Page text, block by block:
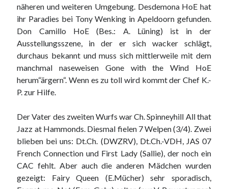
näheren und weiteren Umgebung. Desdemona HoE hat
ihr Paradies bei Tony Wenking in Apeldoorn gefunden.
Don Camillo HoE (Bes.: A. Lüning) ist in der
Ausstellungsszene, in der er sich wacker schlägt,
durchaus bekannt und muss sich mittlerweile mit dem
manchmal naseweisen Gone with the Wind HoE
herum“ärgern“. Wenn es zu toll wird kommt der Chef K.-
P. zur Hilfe.
Der Vater des zweiten Wurfs war Ch. Spinneyhill All that
Jazz at Hammonds. Diesmal fielen 7 Welpen (3/4). Zwei
blieben bei uns: Dt.Ch. (DWZRV), Dt.Ch.-VDH, JAS 07
French Connection und First Lady (Sallie), der noch ein
CAC fehlt. Aber auch die anderen Mädchen wurden
gezeigt: Fairy Queen (E.Mücher) sehr sporadisch,